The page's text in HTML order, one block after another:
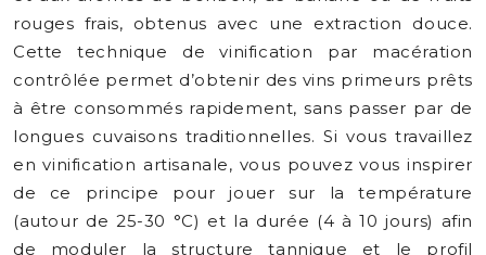
rouges frais, obtenus avec une extraction douce.
Cette technique de vinification par macération
contrôlée permet d’obtenir des vins primeurs prêts
à être consommés rapidement, sans passer par de
longues cuvaisons traditionnelles. Si vous travaillez
en vinification artisanale, vous pouvez vous inspirer
de ce principe pour jouer sur la température
(autour de 25-30 °C) et la durée (4 à 10 jours) afin
de moduler la structure tannique et le profil